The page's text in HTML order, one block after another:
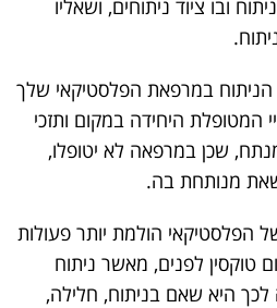
ובו ציוד ניתוחים, ושאליו
במרפאת הפלסטיקאי שלך
המטופלת היחידה במקום ותזכי
שכן במרפאה לא יטופלו,
מנותחת בה.
הפלסטיקאי הולמת יותר פעולות
טוקסין לפנים, מאשר ניתוח
היא שאם בניתוח, חלילה,